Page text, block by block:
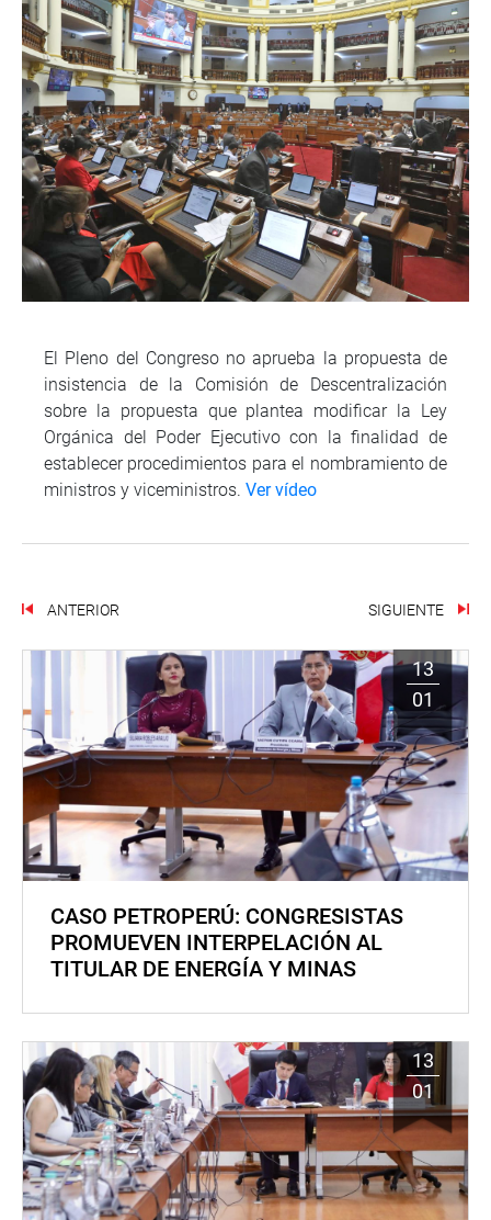
El Pleno del Congreso no aprueba la propuesta de
insistencia de la Comisión de Descentralización
sobre la propuesta que plantea modificar la Ley
Orgánica del Poder Ejecutivo con la finalidad de
establecer procedimientos para el nombramiento de
ministros y viceministros. Ver vídeo
ANTERIOR SIGUIENTE
13
01
CASO PETROPERÚ: CONGRESISTAS
PROMUEVEN INTERPELACIÓN AL
TITULAR DE ENERGÍA Y MINAS
13
01